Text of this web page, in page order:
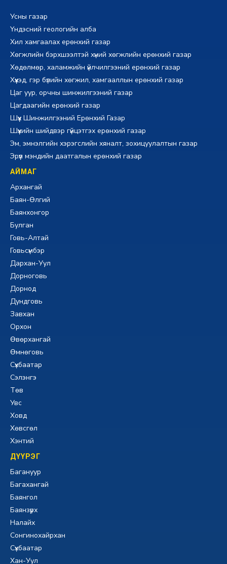
Усны газар
Үндэсний геологийн алба
Хил хамгаалах ерөнхий газар
Хөгжлийн бэрхшээлтэй хүний хөгжлийн ерөнхий газар
Хөдөлмөр, халамжийн үйлчилгээний ерөнхий газар
Хүүхэд, гэр бүлийн хөгжил, хамгааллын ерөнхий газар
Цаг уур, орчны шинжилгээний газар
Цагдаагийн ерөнхий газар
Шүүх Шинжилгээний Ерөнхий Газар
Шүүхийн шийдвэр гүйцэтгэх ерөнхий газар
Эм, эмнэлгийн хэрэгслийн хяналт, зохицуулалтын газар
Эрүүл мэндийн даатгалын ерөнхий газар
АЙМАГ
Архангай
Баян-Өлгий
Баянхонгор
Булган
Говь-Алтай
Говьсүмбэр
Дархан-Уул
Дорноговь
Дорнод
Дундговь
Завхан
Орхон
Өвөрхангай
Өмнөговь
Сүхбаатар
Сэлэнгэ
Төв
Увс
Ховд
Хөвсгөл
Хэнтий
ДҮҮРЭГ
Багануур
Багахангай
Баянгол
Баянзүрх
Налайх
Сонгинохайрхан
Сүхбаатар
Хан-Уул